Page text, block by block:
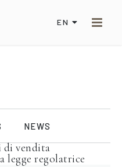
EN
NEWS
vendita
legge regolatrice